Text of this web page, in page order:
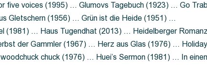
five voices (1995) … Glumovs Tagebuch (1923) … Go
Gletschern (1956) … Grün ist die Heide (1951) …
(1981) … Haus Tugendhat (2013) … Heidelberger
der Gammler (1967) … Herz aus Glas (1976) …
chuck (1976) … Huei’s Sermon (1981) … In